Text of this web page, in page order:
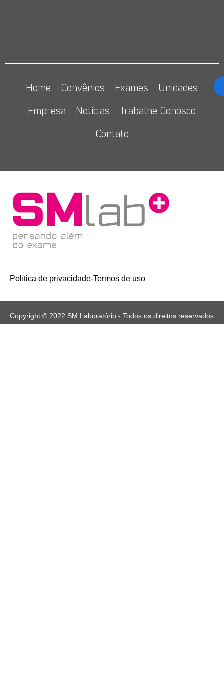
Home Convênios Exames
Unidades
Empresa
Notícias
Trabalhe Conosco
Contato
Política de privacidade-Termos de uso
Copyright © 2022 SM Laboratório - Todos os direitos reservados